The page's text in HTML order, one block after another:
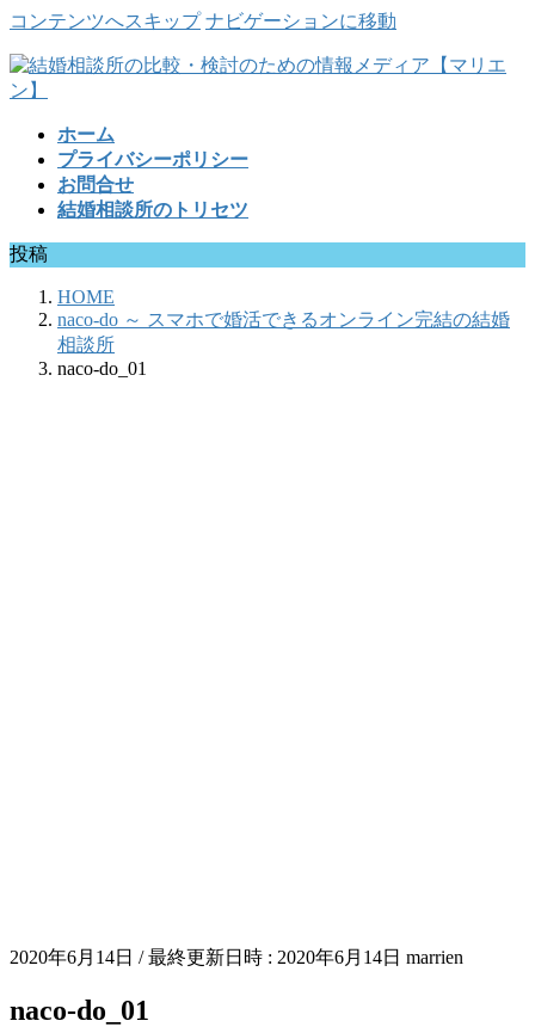
コンテンツへスキップ ナビゲーションに移動
ホーム
プライバシーポリシー
お問合せ
結婚相談所のトリセツ
投稿
HOME
naco-do ～ スマホで婚活できるオンライン完結の結婚
相談所
naco-do_01
2020年6月14日 / 最終更新日時 : 2020年6月14日 marrien
naco-do_01